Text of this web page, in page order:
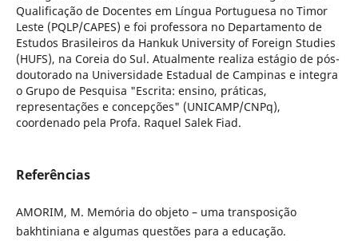
Qualificação de Docentes em Língua Portuguesa no Timor
Leste (PQLP/CAPES) e foi professora no Departamento de
Estudos Brasileiros da Hankuk University of Foreign Studies
(HUFS), na Coreia do Sul. Atualmente realiza estágio de pós-
doutorado na Universidade Estadual de Campinas e integra
o Grupo de Pesquisa "Escrita: ensino, práticas,
representações e concepções" (UNICAMP/CNPq),
coordenado pela Profa. Raquel Salek Fiad.
Referências
AMORIM, M. Memória do objeto – uma transposição
bakhtiniana e algumas questões para a educação.